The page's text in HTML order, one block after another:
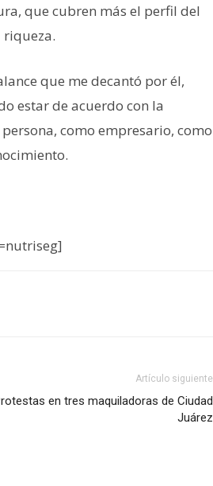
que cubren más el perfil del
que me decantó por él,
estar de acuerdo con la
como empresario, como
Artículo siguiente
en tres maquiladoras de Ciudad
Juárez